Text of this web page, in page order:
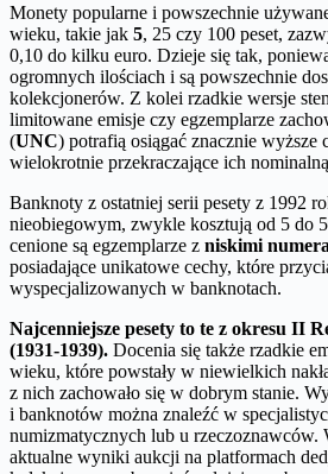
Monety popularne i powszechnie
wieku, takie jak 5, 25 czy 100 peset,
0,10 do kilku euro. Dzieje się tak,
ogromnych ilościach i są powszechnie
kolekcjonerów. Z kolei rzadkie wersje
limitowane emisje czy egzemplarze
(UNC) potrafią osiągać znacznie wyższe
wielokrotnie przekraczające ich
Banknoty z ostatniej serii pesety z 1992
nieobiegowym, zwykle kosztują od 5 do
cenione są egzemplarze z niskimi
posiadające unikatowe cechy, które
wyspecjalizowanych w banknotach.
Najcenniejsze pesety to te z okresu II
(1931-1939). Docenia się także rzadkie
wieku, które powstały w niewielkich
z nich zachowało się w dobrym stanie.
i banknotów można znaleźć w
numizmatycznych lub u rzeczoznawców.
aktualne wyniki aukcji na platformach